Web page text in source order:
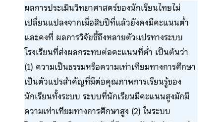
ผลการประเมินวิทยาศาสตร์ของนักเรียนไทยไม่
เปลี่ยนแปลงจากเมื่อสิบปีที่แล้วยังคงมีคะแนนต่ำ
และคงที่ ผลการวิจัยชี้ถึงหลายตัวแปรทางระบบ
โรงเรียนที่ส่งผลกระทบต่อคะแนนที่ต่ำ เป็นต้นว่า
(1) ความเป็นธรรมหรือความเท่าเทียมทางการศึกษา
เป็นตัวแปรสำคัญที่มีต่อคุณภาพการเรียนรู้ของ
นักเรียนทั้งระบบ ระบบที่นักเรียนมีคะแนนสูงมักมี
ความเท่าเทียมทางการศึกษาสูง (2) ในระบบ